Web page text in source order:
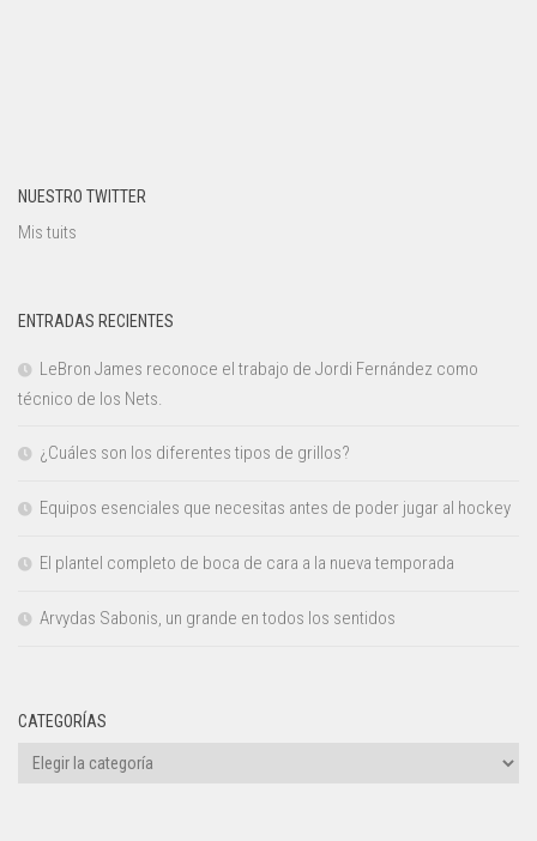
NUESTRO TWITTER
Mis tuits
ENTRADAS RECIENTES
LeBron James reconoce el trabajo de Jordi Fernández como
técnico de los Nets.
¿Cuáles son los diferentes tipos de grillos?
Equipos esenciales que necesitas antes de poder jugar al hockey
El plantel completo de boca de cara a la nueva temporada
Arvydas Sabonis, un grande en todos los sentidos
CATEGORÍAS
Categorías